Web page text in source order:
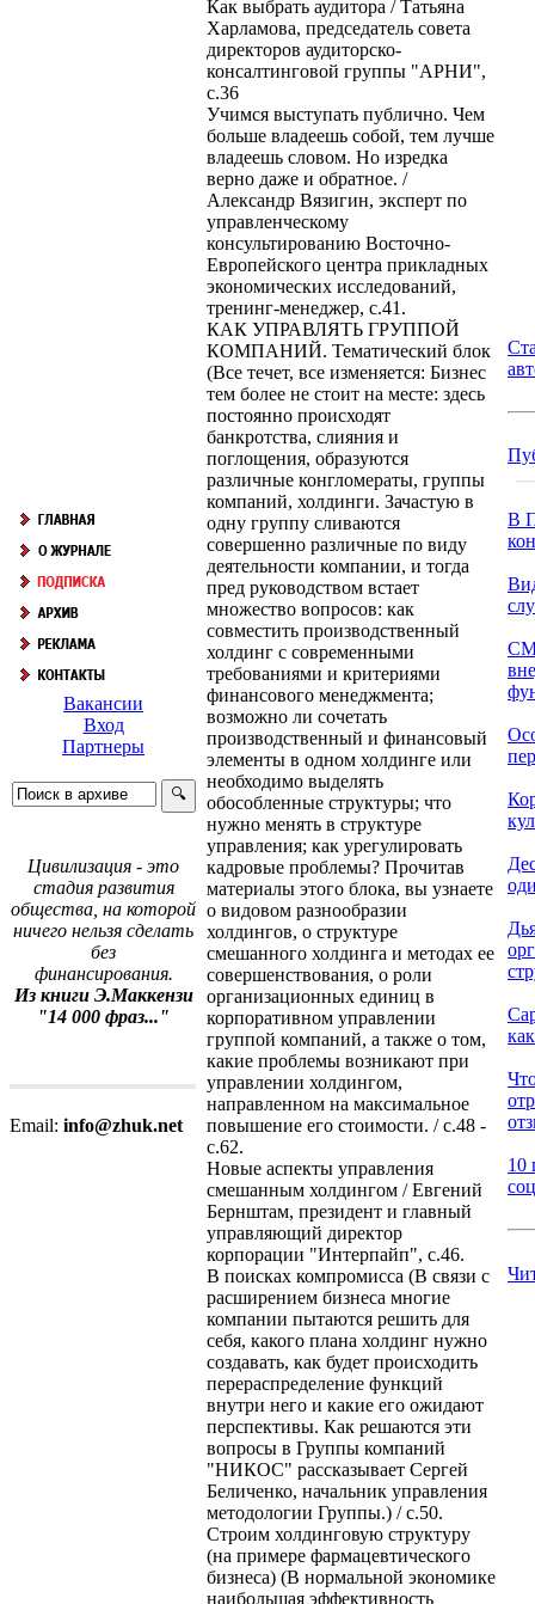
Вакансии
Вход
Партнеры
Цивилизация - это
стадия развития
общества, на которой
ничего нельзя сделать
без
финансирования.
Из книги Э.Маккензи
"14 000 фраз..."
Email: info@zhuk.net
Как выбрать аудитора / Татьяна
Харламова, председатель совета
директоров аудиторско-
консалтинговой группы "АРНИ",
с.36
Учимся выступать публично. Чем
больше владеешь собой, тем лучше
владеешь словом. Но изредка
верно даже и обратное. /
Александр Вязигин, эксперт по
управленческому
консультированию Восточно-
Европейского центра прикладных
экономических исследований,
тренинг-менеджер, с.41.
КАК УПРАВЛЯТЬ ГРУППОЙ
КОМПАНИЙ. Тематический блок
(Все течет, все изменяется: Бизнес
тем более не стоит на месте: здесь
постоянно происходят
банкротства, слияния и
поглощения, образуются
различные конгломераты, группы
компаний, холдинги. Зачастую в
одну группу сливаются
совершенно различные по виду
деятельности компании, и тогда
пред руководством встает
множество вопросов: как
совместить производственный
холдинг с современными
требованиями и критериями
финансового менеджмента;
возможно ли сочетать
производственный и финансовый
элементы в одном холдинге или
необходимо выделять
обособленные структуры; что
нужно менять в структуре
управления; как урегулировать
кадровые проблемы? Прочитав
материалы этого блока, вы узнаете
о видовом разнообразии
холдингов, о структуре
смешанного холдинга и методах ее
совершенствования, о роли
организационных единиц в
корпоративном управлении
группой компаний, а также о том,
какие проблемы возникают при
управлении холдингом,
направленном на максимальное
повышение его стоимости. / с.48 -
с.62.
Новые аспекты управления
смешанным холдингом / Евгений
Бернштам, президент и главный
управляющий директор
корпорации "Интерпайп", с.46.
В поисках компромисса (В связи с
расширением бизнеса многие
компании пытаются решить для
себя, какого плана холдинг нужно
создавать, как будет происходить
перераспределение функций
внутри него и какие его ожидают
перспективы. Как решаются эти
вопросы в Группы компаний
"НИКОС" рассказывает Сергей
Беличенко, начальник управления
методологии Группы.) / с.50.
Строим холдинговую структуру
(на примере фармацевтического
бизнеса) (В нормальной экономике
наибольшая эффективность
В
10